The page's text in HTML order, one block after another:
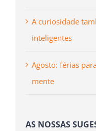
A curiosidade
inteligentes
Agosto: férias
mente
AS NOSSAS